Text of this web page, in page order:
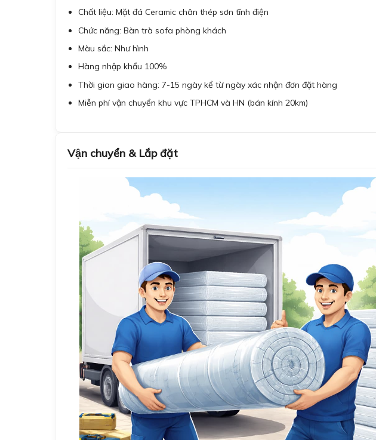
Chất liệu: Mặt đá Ceramic chân thép sơn tĩnh điện
Chức năng: Bàn trà sofa phòng khách
Màu sắc: Như hình
Hàng nhập khẩu 100%
Thời gian giao hàng: 7-15 ngày kể từ ngày xác nhận đơn đặt hàng
Miễn phí vận chuyển khu vực TPHCM và HN (bán kính 20km)
Vận chuyển & Lắp đặt